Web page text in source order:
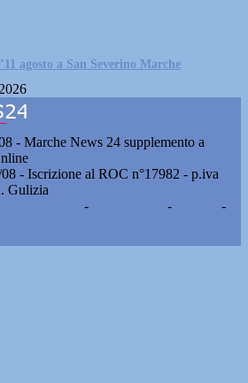
agosto a San Severino Marche
- Marche News 24 supplemento a
- Iscrizione al ROC n°17982 - p.iva
Gulizia
- -
-